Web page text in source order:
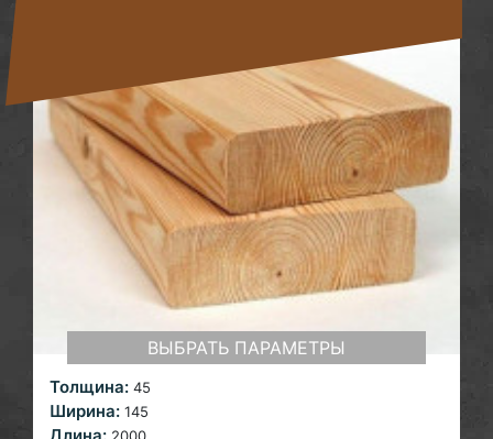
ВЫБРАТЬ ПАРАМЕТРЫ
Толщина: 45
Ширина: 145